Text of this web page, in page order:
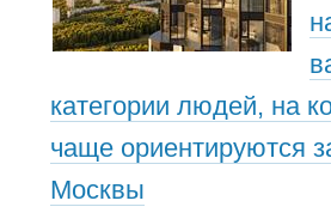
категории людей, на
чаще ориентируются
Москвы